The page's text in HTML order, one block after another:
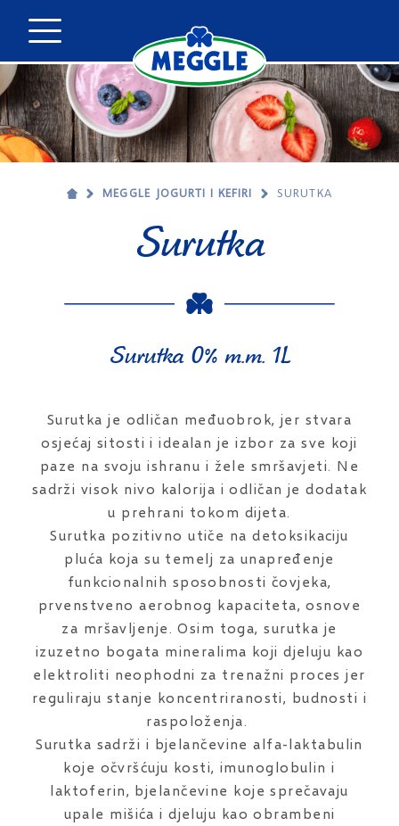
MEGGLE JOGURTI I KEFIRI SURUTKA
Surutka
Surutka 0% m.m. 1L
Surutka je odličan međuobrok, jer stvara
osjećaj sitosti i idealan je izbor za sve koji
paze na svoju ishranu i žele smršavjeti. Ne
sadrži visok nivo kalorija i odličan je dodatak
u prehrani tokom dijeta.
Surutka pozitivno utiče na detoksikaciju
pluća koja su temelj za unapređenje
funkcionalnih sposobnosti čovjeka,
prvenstveno aerobnog kapaciteta, osnove
za mršavljenje. Osim toga, surutka je
izuzetno bogata mineralima koji djeluju kao
elektroliti neophodni za trenažni proces jer
reguliraju stanje koncentriranosti, budnosti i
raspoloženja.
Surutka sadrži i bjelančevine alfa-laktabulin
koje očvršćuju kosti, imunoglobulin i
laktoferin, bjelančevine koje sprečavaju
upale mišića i djeluju kao obrambeni